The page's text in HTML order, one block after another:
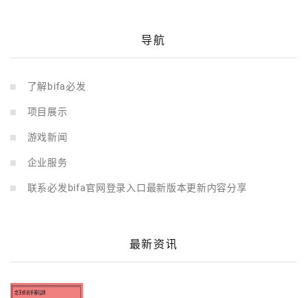
导航
了解bifa必发
项目展示
游戏新闻
企业服务
联系必发bifa官网登录入口最新版本更新内容分享
最新资讯